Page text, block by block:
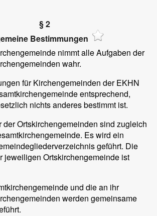
§ 2
Bestimmungen
nimmt alle Aufgaben der
wahr.
für Kirchengemeinden der EKHN
entsprechend,
nichts anderes bestimmt ist.
der Ortskirchengemeinden sind zugleich
Es wird ein
geführt. Die
jeweiligen Ortskirchengemeinde ist
und die an ihr
werden gemeinsame